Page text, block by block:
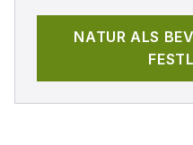
NATUR ALS